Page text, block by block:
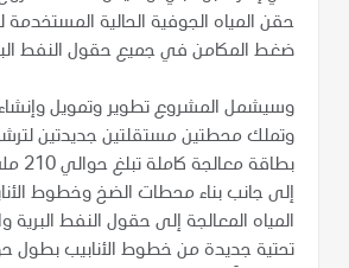
حقن المياه الجوفية الحالية
ضغط المكامن في جميع حقول النفط
وسيشمل المشروع تطوير وتمويل
وتملك محطتين مستقلتين جديدتين
بطاقة
إلى جانب بناء محطات الضخ وخطوط
المياه المعالجة إلى حقول النفط البرية